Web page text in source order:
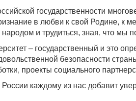
государственности
в любви к свой Родине, к
и трудиться, зная, что мы
– государственный и это
безопасности
проекты социального
России каждому из нас добавит